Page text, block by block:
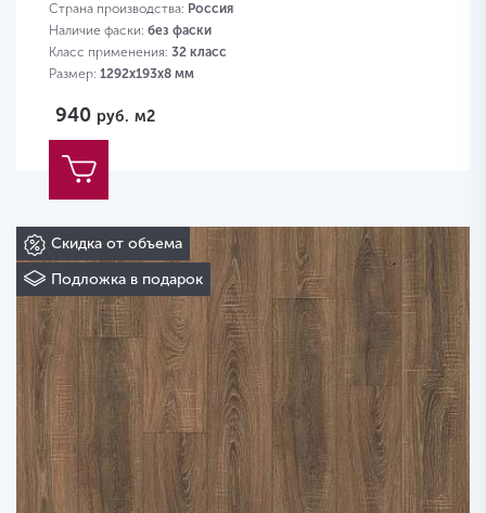
Страна производства: Россия
Наличие фаски: без фаски
Класс применения: 32 класс
Размер: 1292х193х8 мм
940 руб. м2
Скидка от объема
Подложка в подарок